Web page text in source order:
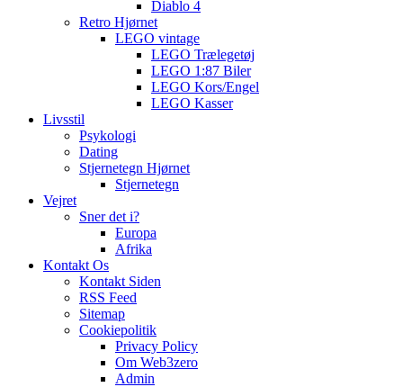
Diablo 4
Retro Hjørnet
LEGO vintage
LEGO Trælegetøj
LEGO 1:87 Biler
LEGO Kors/Engel
LEGO Kasser
Livsstil
Psykologi
Dating
Stjernetegn Hjørnet
Stjernetegn
Vejret
Sner det i?
Europa
Afrika
Kontakt Os
Kontakt Siden
RSS Feed
Sitemap
Cookiepolitik
Privacy Policy
Om Web3zero
Admin